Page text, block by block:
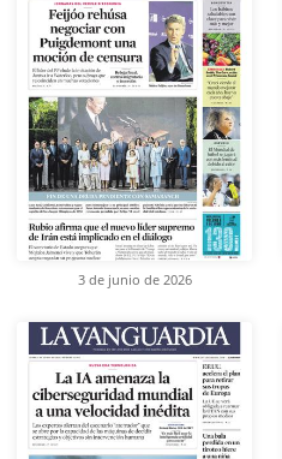
3 de junio de 2026